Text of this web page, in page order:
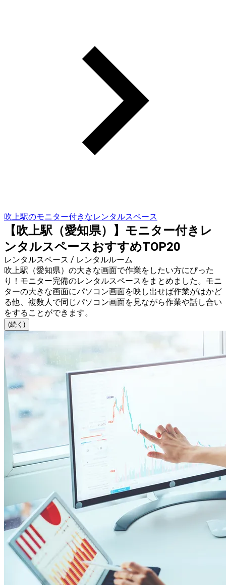
吹上駅のモニター付きなレンタルスペース
【吹上駅（愛知県）】モニター付きレ
ンタルスペースおすすめTOP20
レンタルスペース / レンタルルーム
吹上駅（愛知県）の大きな画面で作業をしたい方にぴった
り！モニター完備のレンタルスペースをまとめました。モニ
ターの大きな画面にパソコン画面を映し出せば作業がはかど
る他、複数人で同じパソコン画面を見ながら作業や話し合い
をすることができます。
(続く)